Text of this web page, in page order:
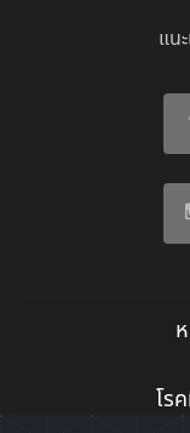
แน
โร